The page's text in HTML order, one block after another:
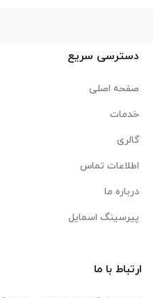
دسترسی سریع
صفحه اصلی
خدمات
گالری
اطلاعات تماس
درباره ما
پیرسینگ اسمایل
ارتباط با ما